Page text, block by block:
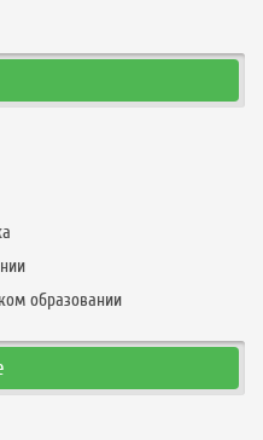
образовании